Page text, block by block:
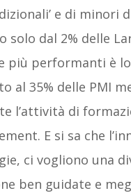
e di minori
solo dal 2% delle
più performanti è
al 35% delle PMI
l’attività di
E si sa che
ci vogliono una
ben guidate e